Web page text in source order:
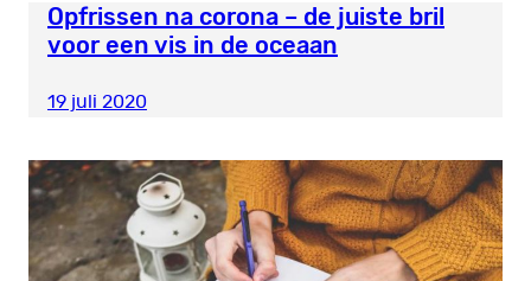
Opfrissen na corona – de juiste bril
voor een vis in de oceaan
19 juli 2020